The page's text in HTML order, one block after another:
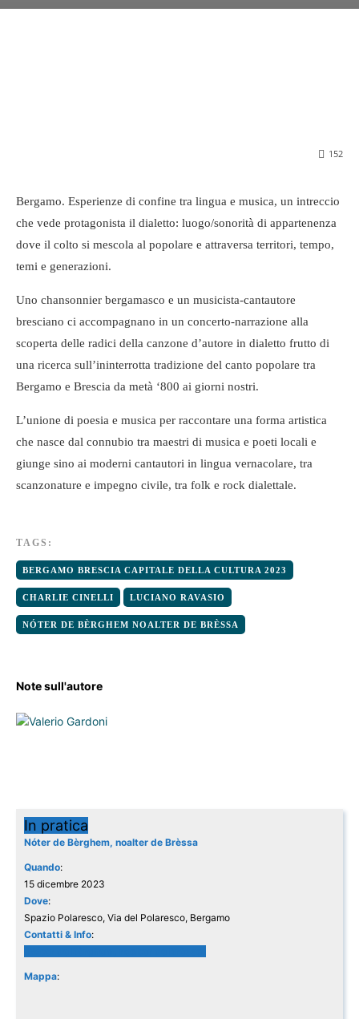
152
Bergamo. Esperienze di confine tra lingua e musica, un intreccio
che vede protagonista il dialetto: luogo/sonorità di appartenenza
dove il colto si mescola al popolare e attraversa territori, tempo,
temi e generazioni.
Uno chansonnier bergamasco e un musicista-cantautore
bresciano ci accompagnano in un concerto-narrazione alla
scoperta delle radici della canzone d’autore in dialetto frutto di
una ricerca sull’ininterrotta tradizione del canto popolare tra
Bergamo e Brescia da metà ‘800 ai giorni nostri.
L’unione di poesia e musica per raccontare una forma artistica
che nasce dal connubio tra maestri di musica e poeti locali e
giunge sino ai moderni cantautori in lingua vernacolare, tra
scanzonature e impegno civile, tra folk e rock dialettale.
TAGS:
BERGAMO BRESCIA CAPITALE DELLA CULTURA 2023
CHARLIE CINELLI LUCIANO RAVASIO
NÓTER DE BÈRGHEM NOALTER DE BRÈSSA
Note sull'autore
In pratica
Nóter de Bèrghem, noalter de Brèssa
Quando:
15 dicembre 2023
Dove:
Spazio Polaresco, Via del Polaresco, Bergamo
Contatti & Info:
Mappa: